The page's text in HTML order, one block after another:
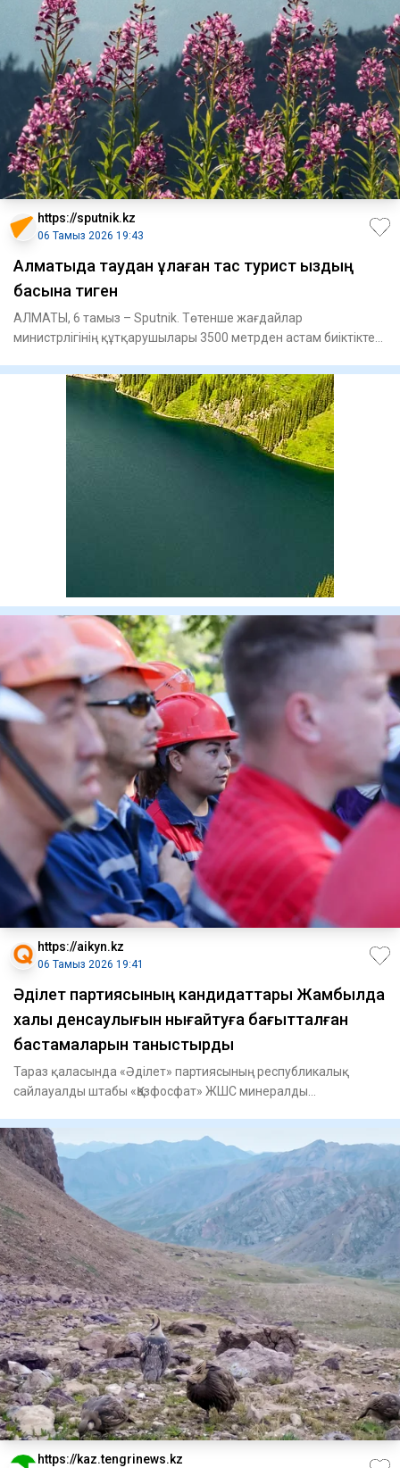
https://sputnik.kz
06 Тамыз 2026 19:43
Алматыда таудан құлаған тас турист қыздың
басына тиген
АЛМАТЫ, 6 тамыз – Sputnik. Төтенше жағдайлар
министрлігінің құтқарушылары 3500 метрден астам биіктіктен
https://aikyn.kz
06 Тамыз 2026 19:41
Әділет партиясының кандидаттары Жамбылда
халық денсаулығын нығайтуға бағытталған
бастамаларын таныстырды
Тараз қаласында «Әділет» партиясының республикалық
сайлауалды штабы «Қазфосфат» ЖШС минералды
https://kaz.tengrinews.kz